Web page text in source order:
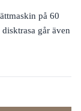
på 60
går även